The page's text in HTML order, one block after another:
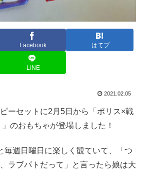
Facebook はてブ
LINE
2021.02.05
ーセットに2月5日から「ポリス×戦
のおもちゃが登場しました！
毎週日曜日に楽しく観ていて、「つ
ラブパトだって」と言ったら娘は大